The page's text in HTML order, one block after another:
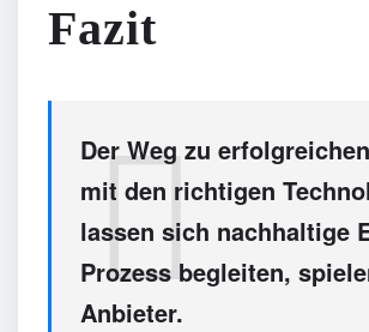
Fazit
Der Weg zu
mit den richtigen
lassen sich nachhaltige
Prozess begleiten,
Anbieter.